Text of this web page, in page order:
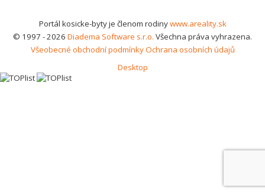
Portál kosicke-byty je členom rodinywww.areality.sk
© 1997 - 2026 Diadema Software s.r.o. Všechna práva vyhrazena.
Všeobecné obchodní podmínkyOchrana osobních údajů
Desktop